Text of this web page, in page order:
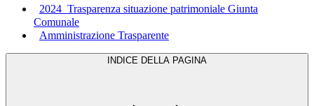
2024_Trasparenza situazione patrimoniale Giunta
Comunale
Amministrazione Trasparente
INDICE DELLA PAGINA